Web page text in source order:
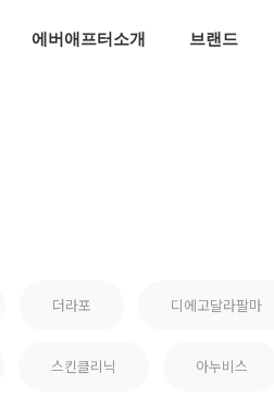
에버애프터소개 브랜드
더라포 디에고달라팔마
스킨클리닉 아누비스